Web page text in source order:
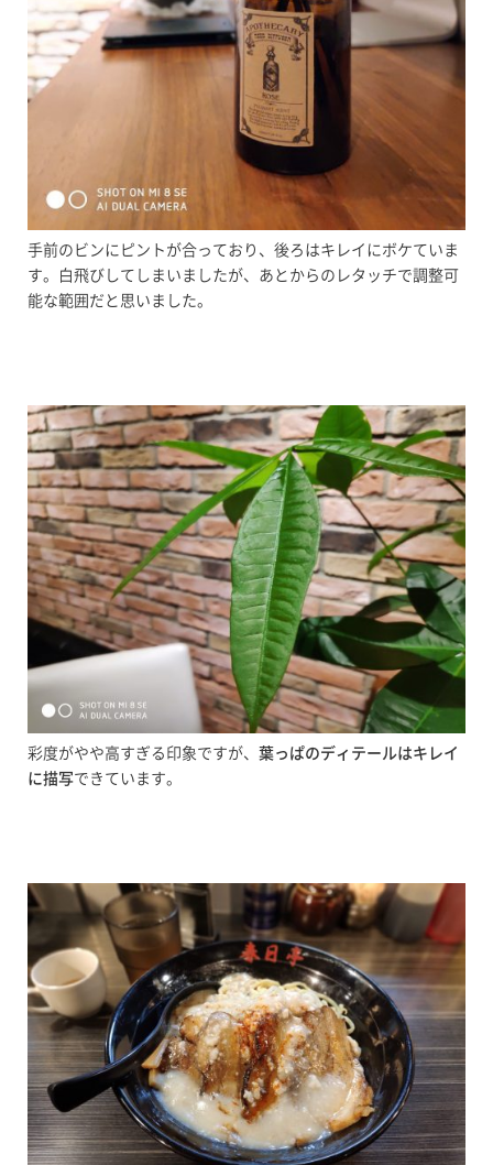
手前のビンにピントが合っており、後ろはキレイにボケていま
す。白飛びしてしまいましたが、あとからのレタッチで調整可
能な範囲だと思いました。
彩度がやや高すぎる印象ですが、 葉っぱのディテールはキレイ
に描写できています。